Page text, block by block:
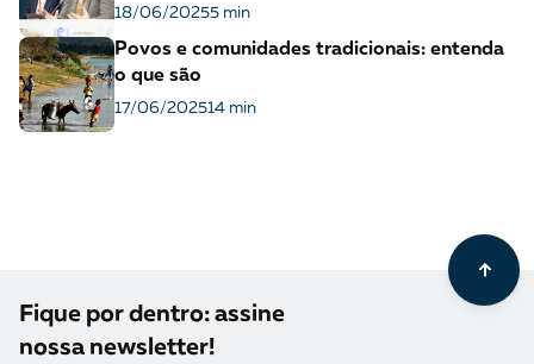
18/06/20255 min
Povos e comunidades tradicionais: entenda
o que são
17/06/202514 min
Fique por dentro: assine
nossa newsletter!